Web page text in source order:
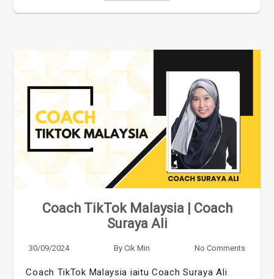
Coach TikTok Malaysia | Coach
Suraya Ali
30/09/2024 By Cik Min No Comments
Coach TikTok Malaysia iaitu Coach Suraya Ali